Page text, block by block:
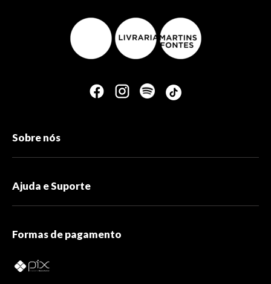
Sobre nós
Ajuda e Suporte
Formas de pagamento